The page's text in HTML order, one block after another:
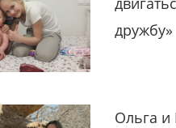
дружбу»
Ольга и